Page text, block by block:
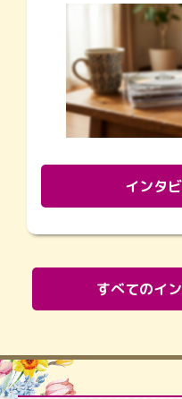
インタ
すべてのイ